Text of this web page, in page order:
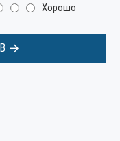
Хорошо